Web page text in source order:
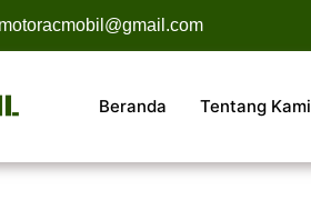
Beranda Tentang Kami